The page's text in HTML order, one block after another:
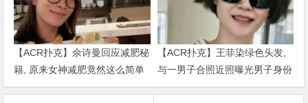
【ACR扑克】佘诗曼回应减肥秘
籍, 原来女神减肥竟然这么简单
【ACR扑克】王菲染绿色头发,
与一男子合照近照曝光男子身份
被扒出